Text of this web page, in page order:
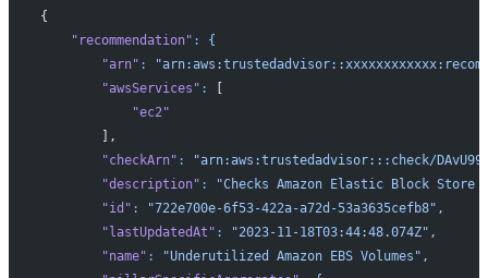
{
    "recommendation"
:
{
        "arn"
:
        "awsServices"
:
            "ec2"
        ],
        "checkArn"
:
"arn:aws:trustedadvisor:::check/
        "description"
:
"Checks Amazon Elastic Block
        "id"
:
"722e700e-6f53-422a-a72d-53a3635cefb8",
        "lastUpdatedAt"
:
"2023-11-18T03:44:48.074Z",
        "name"
:
"Underutilized Amazon EBS Volumes",